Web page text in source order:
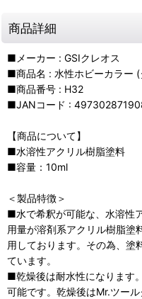
商品詳細
■メーカー : GSIクレオス
■商品名 : 水性ホビーカラー (
■商品番号 : H32
■JANコード :
【商品について】
■水溶性アクリル樹脂塗料
■容量：10ml
＜製品特徴＞
■水で希釈が可能な、水溶性
用量が溶剤系アクリル樹脂塗
用しております。その為、塗
ています。
■乾燥後は耐水性になります
可能です。乾燥後はMr.ツー